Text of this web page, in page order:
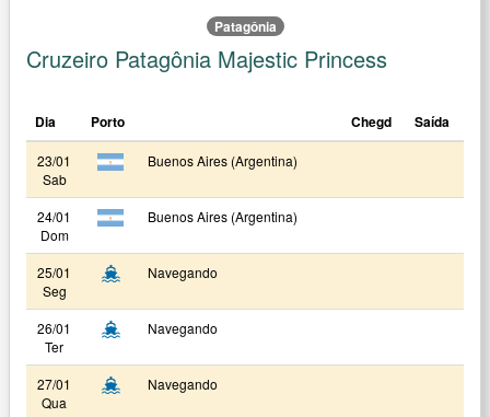
Patagônia
Cruzeiro Patagônia Majestic Princess
Dia Porto Chegd Saída
23/01
Sab
Buenos Aires (Argentina)
24/01
Dom
Buenos Aires (Argentina)
25/01
Seg
Navegando
26/01
Ter
Navegando
27/01
Qua
Navegando